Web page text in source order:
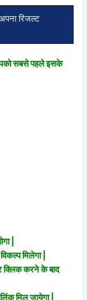
रिजल्ट
सबसे पहले इसके
|
मिलेगा |
क्लिक करने के बाद
मिल जायेगा |